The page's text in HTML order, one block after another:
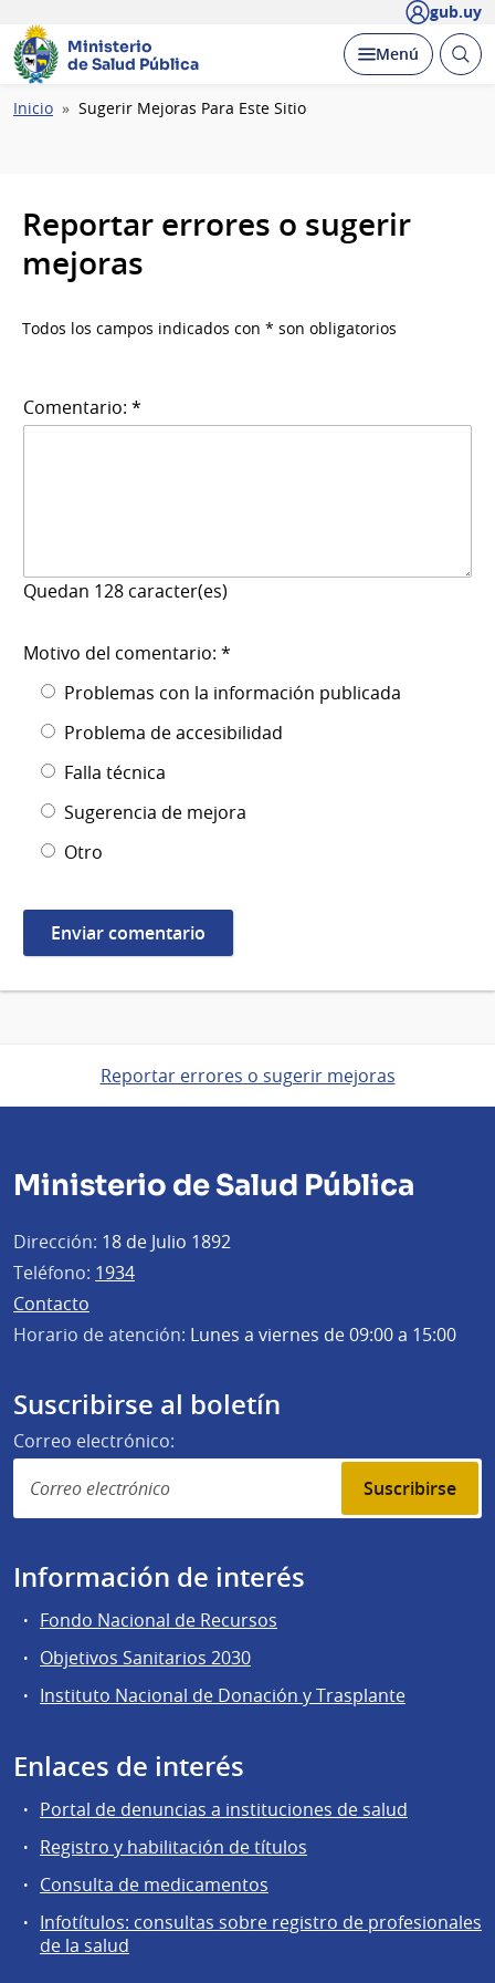
gub.uy
Ministerio
de Salud Pública
Desplegar
Menú Abrir
Ruta
Inicio Sugerir Mejoras Para Este Sitio
Reportar errores o sugerir
mejoras
Todos los campos indicados con * son obligatorios
Comentario: *
Quedan 128 caracter(es)
Motivo del comentario: *
Problemas con la información publicada
Problema de accesibilidad
Falla técnica
Sugerencia de mejora
Otro
Reportar errores o sugerir mejoras
Ministerio de Salud Pública
Dirección: 18 de Julio 1892
Teléfono: 1934
Contacto
Horario de atención: Lunes a viernes de 09:00 a 15:00
Suscribirse al boletín
Correo electrónico:
Suscribirse
Información de interés
Fondo Nacional de Recursos
Objetivos Sanitarios 2030
Instituto Nacional de Donación y Trasplante
Enlaces de interés
Portal de denuncias a instituciones de salud
Registro y habilitación de títulos
Consulta de medicamentos
Infotítulos: consultas sobre registro de profesionales
de la salud